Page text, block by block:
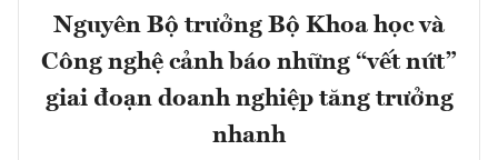
Nguyên Bộ trưởng Bộ Khoa học và
Công nghệ cảnh báo những “vết nứt”
giai đoạn doanh nghiệp tăng trưởng
nhanh